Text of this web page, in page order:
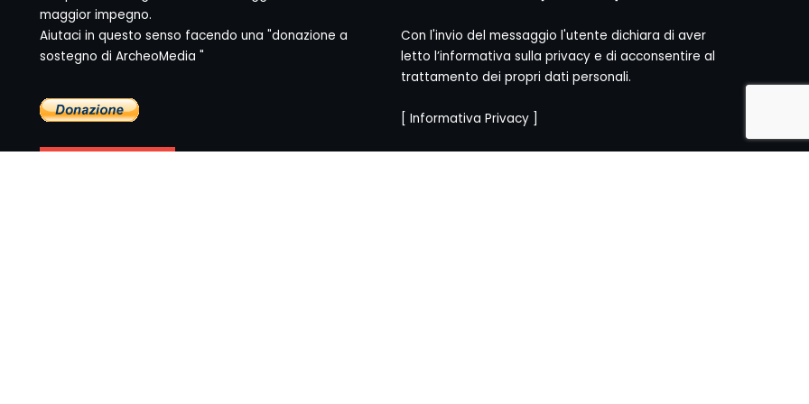
maggior impegno.
Aiutaci in questo senso facendo una "donazione a
sostegno di ArcheoMedia "
Con l'invio del messaggio l'utente dichiara di aver
letto l’informativa sulla privacy e di acconsentire al
trattamento dei propri dati personali.
[ Informativa Privacy]